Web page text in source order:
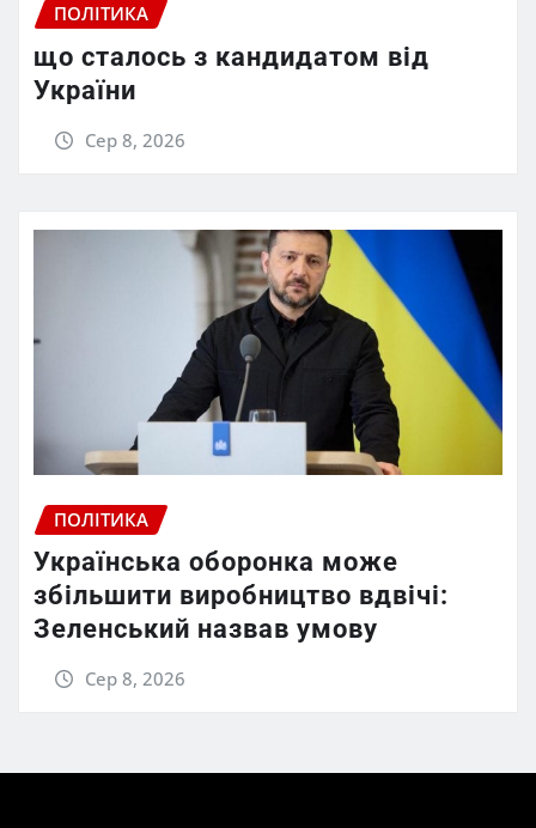
ПОЛІТИКА
що сталось з кандидатом від
України
Сер 8, 2026
ПОЛІТИКА
Українська оборонка може
збільшити виробництво вдвічі:
Зеленський назвав умову
Сер 8, 2026